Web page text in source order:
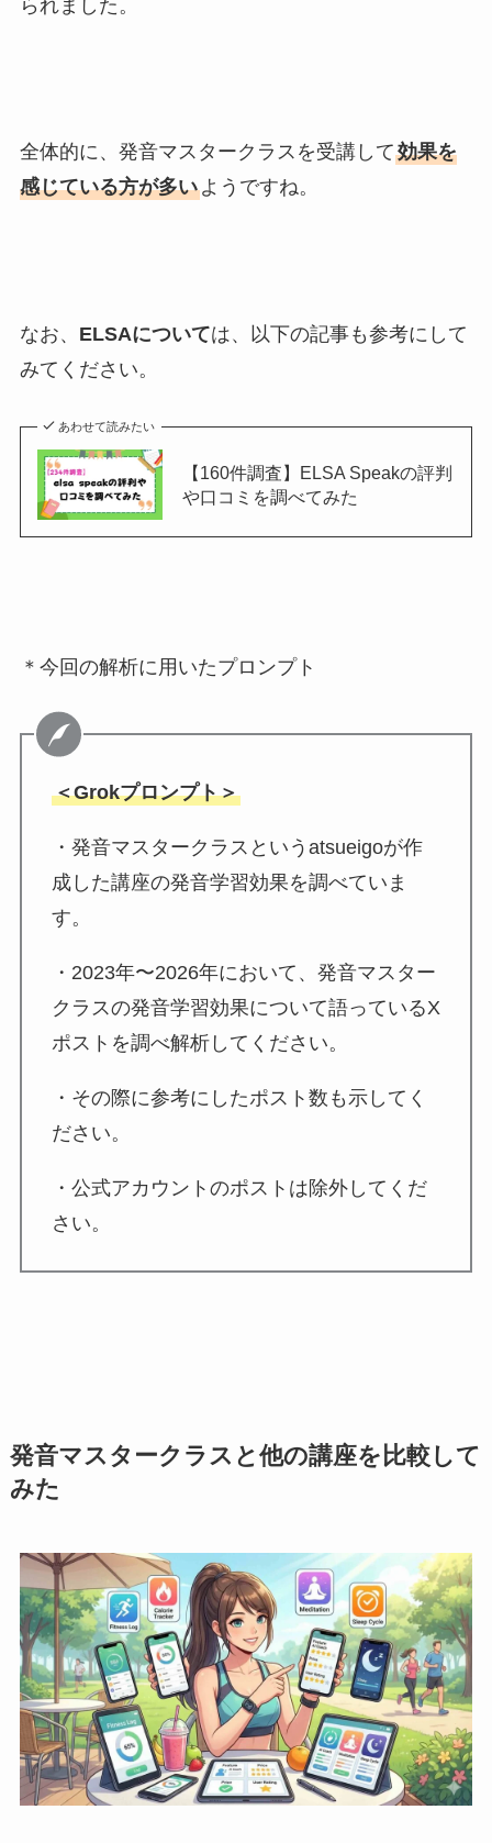
られました。
全体的に、発音マスタークラスを受講して効果を
感じている方が多いようですね。
なお、 ELSAについては、以下の記事も参考にして
みてください。
あわせて読みたい
【160件調査】ELSA Speakの評判
や口コミを調べてみた
＊今回の解析に用いたプロンプト
＜Grokプロンプト＞
・発音マスタークラスというatsueigoが作
成した講座の発音学習効果を調べていま
す。
・2023年〜2026年において、発音マスター
クラスの発音学習効果について語っているX
ポストを調べ解析してください。
・その際に参考にしたポスト数も示してく
ださい。
・公式アカウントのポストは除外してくだ
さい。
発音マスタークラスと他の講座を比較して
みた